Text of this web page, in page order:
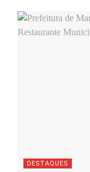
DESTAQUES